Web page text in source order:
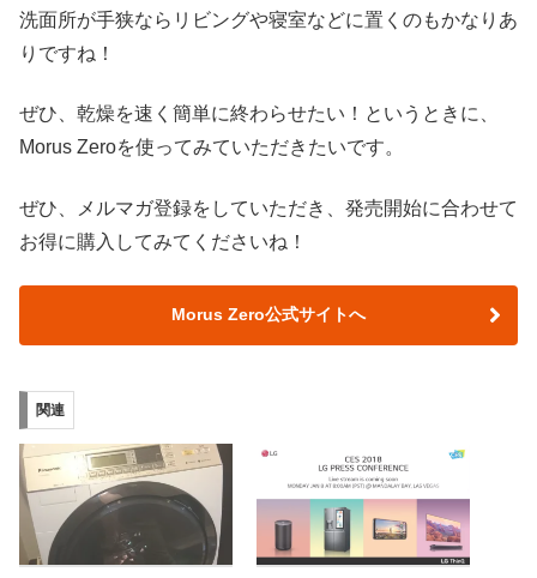
洗面所が手狭ならリビングや寝室などに置くのもかなりあ
りですね！
ぜひ、乾燥を速く簡単に終わらせたい！というときに、
Morus Zeroを使ってみていただきたいです。
ぜひ、メルマガ登録をしていただき、発売開始に合わせて
お得に購入してみてくださいね！
Morus Zero公式サイトへ
関連